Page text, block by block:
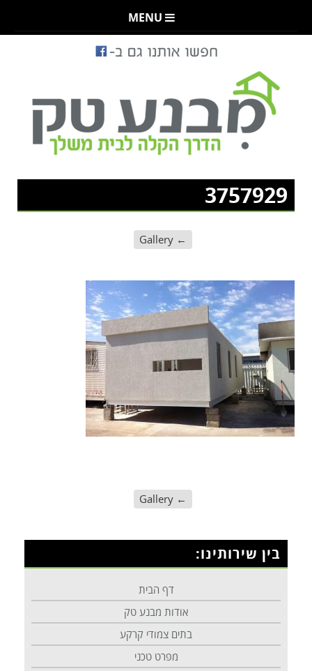
MENU
3757929
←
←
בין שירותינו:
דף הבית
אודות מבנע טק
בתים צמודי קרקע
מפרט טכני